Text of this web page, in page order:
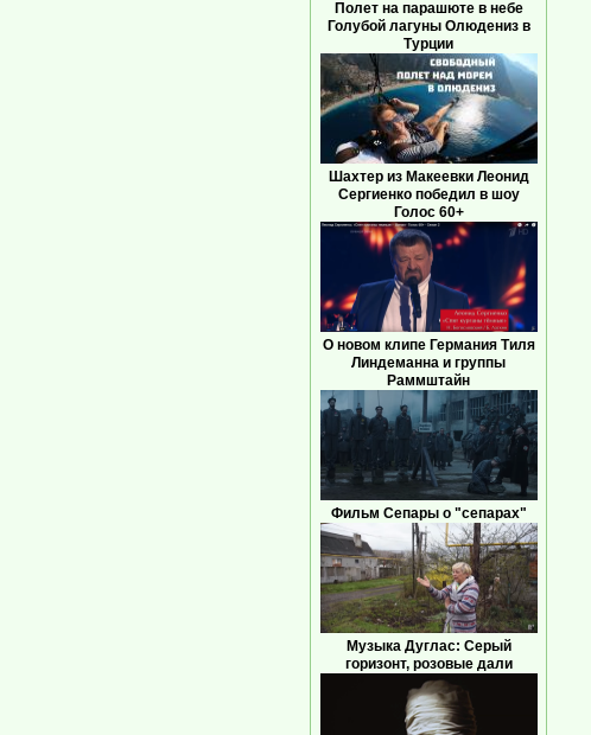
Полет на парашюте в небе
Голубой лагуны Олюдениз в
Турции
Шахтер из Макеевки Леонид
Сергиенко победил в шоу
Голос 60+
О новом клипе Германия Тиля
Линдеманна и группы
Раммштайн
Фильм Сепары о "сепарах"
Музыка Дуглас: Серый
горизонт, розовые дали